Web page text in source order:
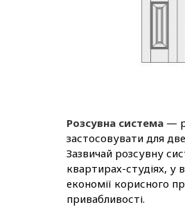
Розсувна система —
застосовувати для
Зазвичай розсувну
квартирах-студіях, у
економії корисного
привабливості.